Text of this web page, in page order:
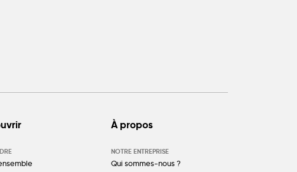
À propos
NOTRE ENTREPRISE
Qui sommes-nous ?